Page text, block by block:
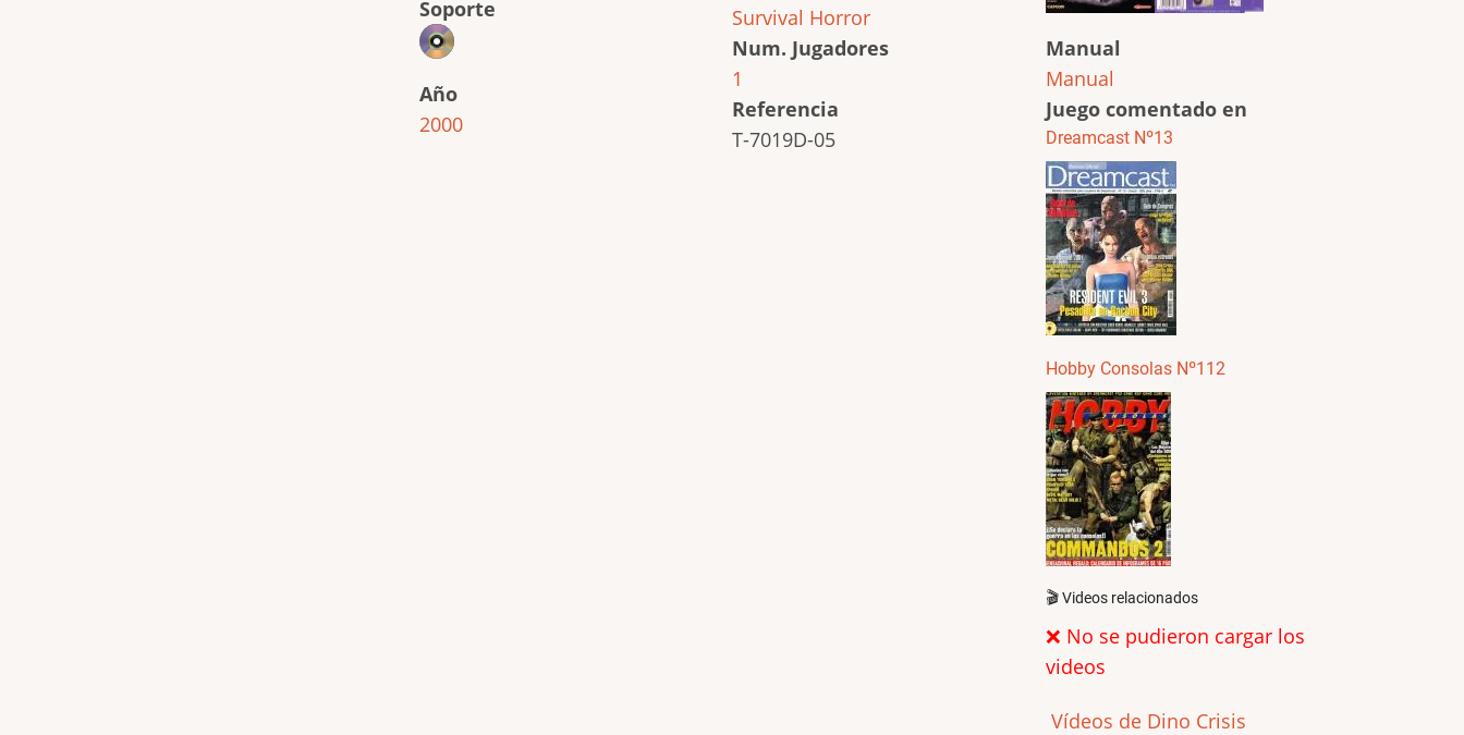
Soporte
Año
2000
Survival Horror
Num. Jugadores
1
Referencia
T-7019D-05
Manual
Manual
Juego comentado en
Dreamcast Nº13
Hobby Consolas Nº112
🎬 Videos relacionados
❌ No se pudieron cargar los
videos
Vídeos de Dino Crisis